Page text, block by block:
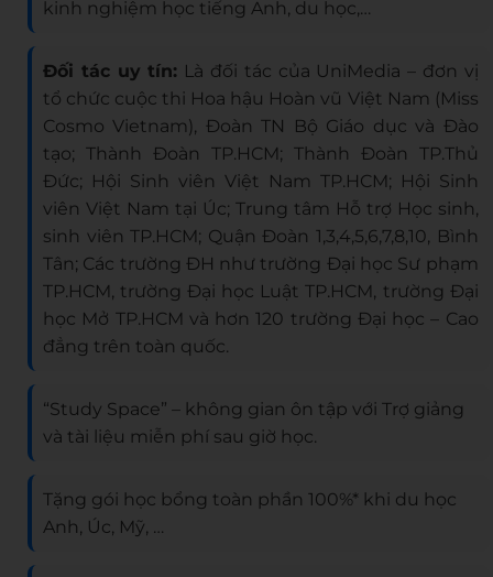
kinh nghiệm học tiếng Anh, du học,…
Đối tác uy tín: Là đối tác của UniMedia – đơn vị
tổ chức cuộc thi Hoa hậu Hoàn vũ Việt Nam (Miss
Cosmo Vietnam), Đoàn TN Bộ Giáo dục và Đào
tạo; Thành Đoàn TP.HCM; Thành Đoàn TP.Thủ
Đức; Hội Sinh viên Việt Nam TP.HCM; Hội Sinh
viên Việt Nam tại Úc; Trung tâm Hỗ trợ Học sinh,
sinh viên TP.HCM; Quận Đoàn 1,3,4,5,6,7,8,10, Bình
Tân; Các trường ĐH như trường Đại học Sư phạm
TP.HCM, trường Đại học Luật TP.HCM, trường Đại
học Mở TP.HCM và hơn 120 trường Đại học – Cao
đẳng trên toàn quốc.
“Study Space” – không gian ôn tập với Trợ giảng
và tài liệu miễn phí sau giờ học.
Tặng gói học bổng toàn phần 100%* khi du học
Anh, Úc, Mỹ, …